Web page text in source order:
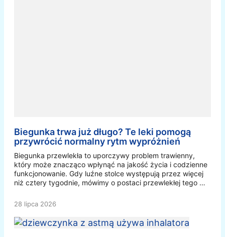
Biegunka trwa już długo? Te leki pomogą
przywrócić normalny rytm wypróżnień
Biegunka przewlekła to uporczywy problem trawienny,
który może znacząco wpłynąć na jakość życia i codzienne
funkcjonowanie. Gdy luźne stolce występują przez więcej
niż cztery tygodnie, mówimy o postaci przewlekłej tego …
28 lipca 2026